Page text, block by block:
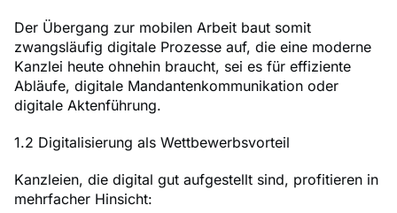
Der Übergang zur mobilen Arbeit baut somit
zwangsläufig digitale Prozesse auf, die eine moderne
Kanzlei heute ohnehin braucht, sei es für effiziente
Abläufe, digitale Mandantenkommunikation oder
digitale Aktenführung.
1.2 Digitalisierung als Wettbewerbsvorteil
Kanzleien, die digital gut aufgestellt sind, profitieren in
mehrfacher Hinsicht: